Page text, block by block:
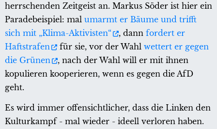
herrschenden Zeitgeist an. Markus Söder ist hier ein
Paradebeispiel: mal umarmt er Bäume und trifft
sich mit „Klima-Aktivisten“
, dann fordert er
Haftstrafen
für sie, vor der Wahl wettert er gegen
die Grünen
, nach der Wahl will er mit ihnen
kopulieren kooperieren, wenn es gegen die AfD
geht.
Es wird immer offensichtlicher, dass die Linken den
Kulturkampf - mal wieder - ideell verloren haben.